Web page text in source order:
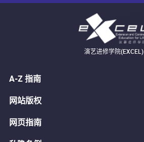
演艺进修学院(EXCEL)
A-Z 指南
网站版权
网页指南